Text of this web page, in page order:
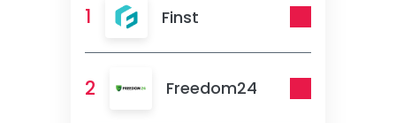
1 Finst
2 Freedom24